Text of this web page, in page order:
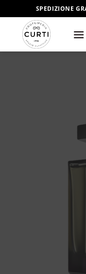
ai
contenuti
SPEDIZIONE